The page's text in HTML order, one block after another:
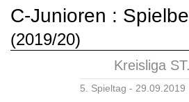
C-Junioren :
(2019/20)
Kreisliga
5. Spieltag - 29.09.2019